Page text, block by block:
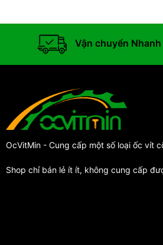
Vận chuyển Nhanh
OcVitMin - Cung cấp một số loại ốc vít
Shop chỉ bán lẻ ít ít, không cung cấp